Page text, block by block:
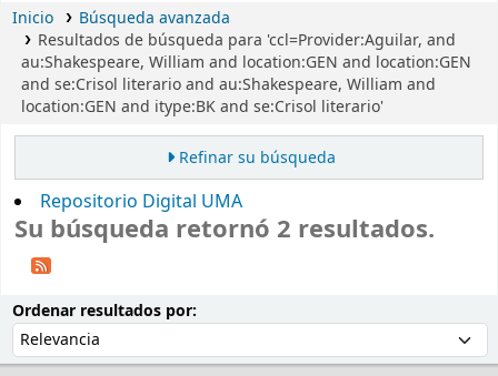
Inicio
Búsqueda avanzada
Resultados de búsqueda para 'ccl=Provider:Aguilar, and
au:Shakespeare, William and location:GEN and location:GEN
and se:Crisol literario and au:Shakespeare, William and
location:GEN and itype:BK and se:Crisol literario'
Refinar su búsqueda
Repositorio Digital UMA
Su búsqueda retornó 2 resultados.
Ordenar resultados por: